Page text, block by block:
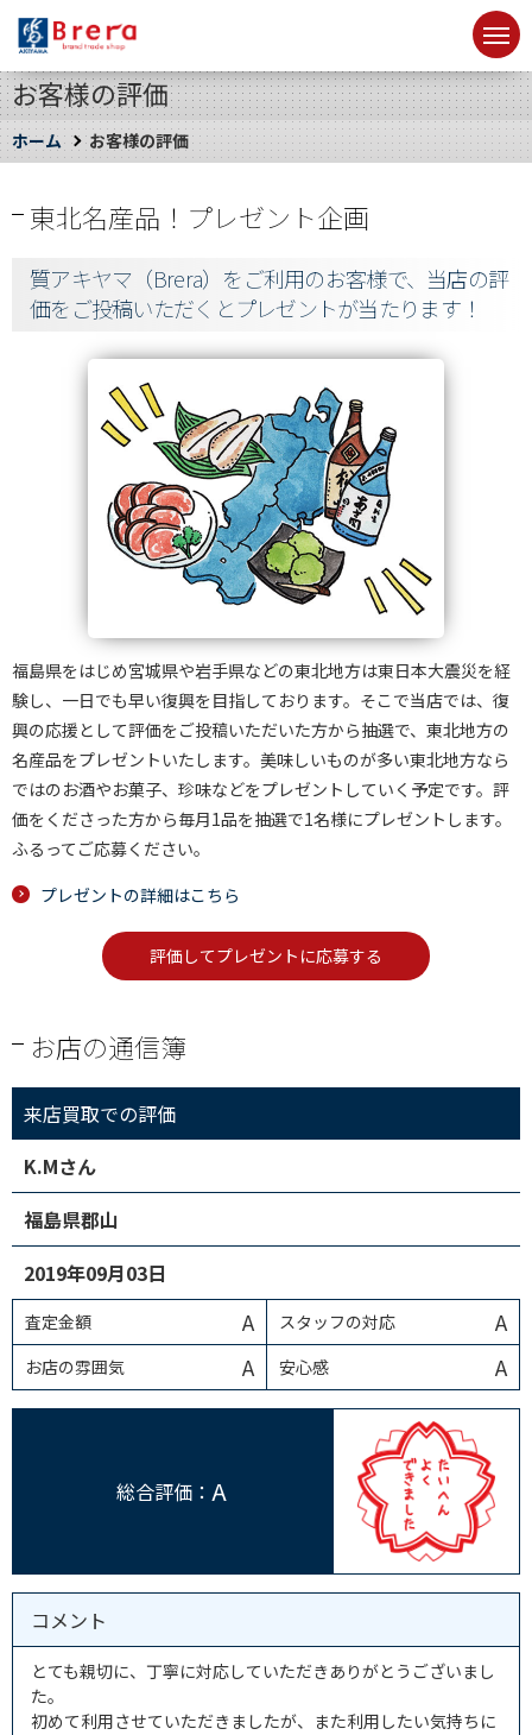
お客様の評価
ホーム お客様の評価
東北名産品！プレゼント企画
質アキヤマ（Brera）をご利用のお客様で、当店の評
価をご投稿いただくとプレゼントが当たります！
福島県をはじめ宮城県や岩手県などの東北地方は東日本大震災を経
験し、一日でも早い復興を目指しております。そこで当店では、復
興の応援として評価をご投稿いただいた方から抽選で、東北地方の
名産品をプレゼントいたします。美味しいものが多い東北地方なら
ではのお酒やお菓子、珍味などをプレゼントしていく予定です。評
価をくださった方から毎月1品を抽選で1名様にプレゼントします。
ふるってご応募ください。
プレゼントの詳細はこちら
評価してプレゼントに応募する
お店の通信簿
来店買取での評価
K.Mさん
福島県郡山
2019年09月03日
査定金額 A スタッフの対応 A
お店の雰囲気 A 安心感 A
総合評価： A
コメント
とても親切に、丁寧に対応していただきありがとうございまし
た。
初めて利用させていただきましたが、また利用したい気持ちに